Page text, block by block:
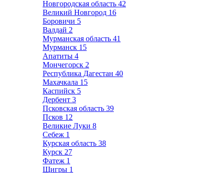
Новгородская область 42
Великий Новгород 16
Боровичи 5
Валдай 2
Мурманская область 41
Мурманск 15
Апатиты 4
Мончегорск 2
Республика Дагестан 40
Махачкала 15
Каспийск 5
Дербент 3
Псковская область 39
Псков 12
Великие Луки 8
Себеж 1
Курская область 38
Курск 27
Фатеж 1
Щигры 1